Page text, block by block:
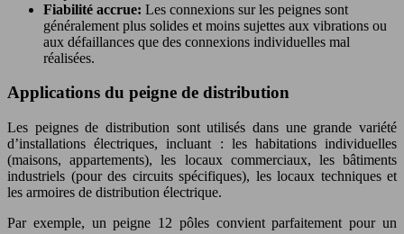
Fiabilité accrue: Les connexions sur les peignes sont
généralement plus solides et moins sujettes aux vibrations ou
aux défaillances que des connexions individuelles mal
réalisées.
Applications du peigne de distribution
Les peignes de distribution sont utilisés dans une grande variété
d’installations électriques, incluant : les habitations individuelles
(maisons, appartements), les locaux commerciaux, les bâtiments
industriels (pour des circuits spécifiques), les locaux techniques et
les armoires de distribution électrique.
Par exemple, un peigne 12 pôles convient parfaitement pour un